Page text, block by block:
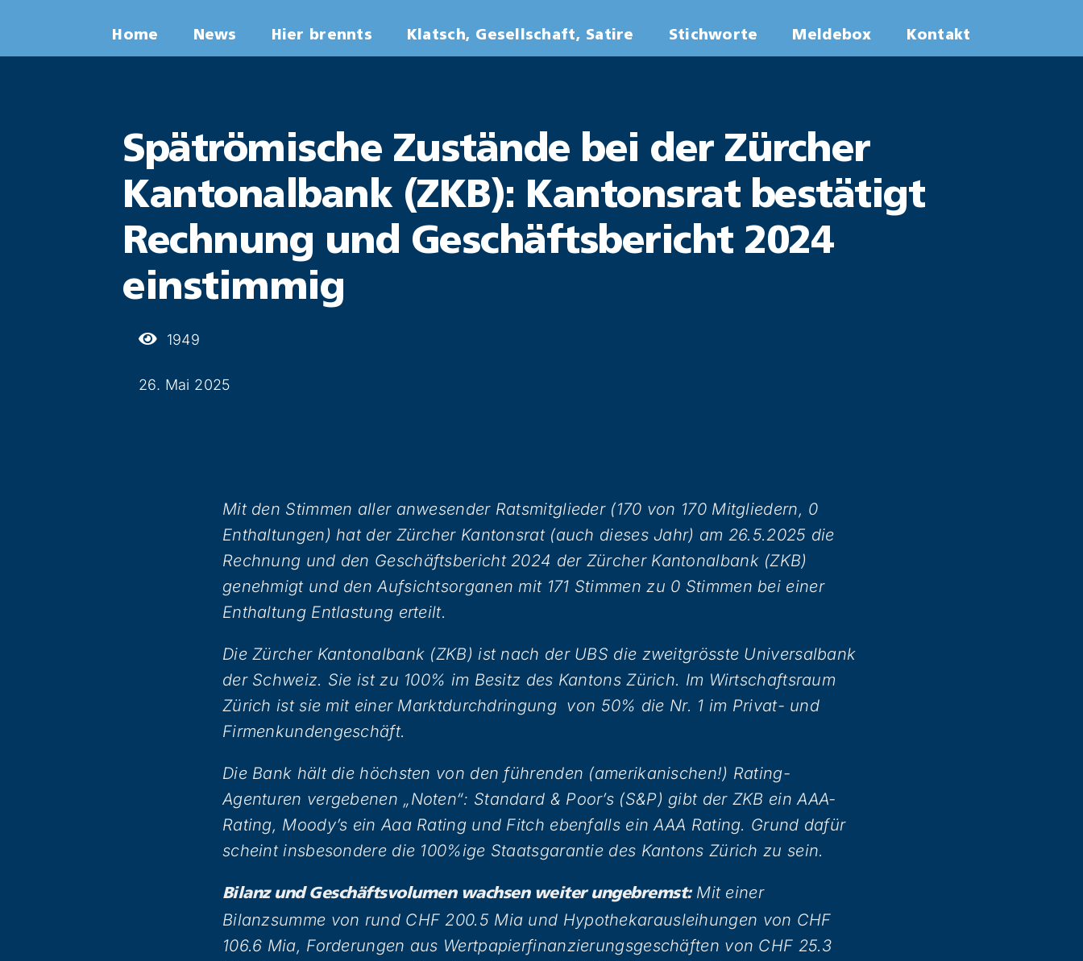
Inhalt
Home News Hier brennts Klatsch, Gesellschaft, Satire Stichworte Meldebox Kontakt
Spätrömische Zustände bei der Zürcher
Kantonalbank (ZKB): Kantonsrat bestätigt
Rechnung und Geschäftsbericht 2024
einstimmig
1949
26. Mai 2025
Mit den Stimmen aller anwesender Ratsmitglieder (170 von 170 Mitgliedern, 0
Enthaltungen) hat der Zürcher Kantonsrat (auch dieses Jahr) am 26.5.2025 die
Rechnung und den Geschäftsbericht 2024 der Zürcher Kantonalbank (ZKB)
genehmigt und den Aufsichtsorganen mit 171 Stimmen zu 0 Stimmen bei einer
Enthaltung Entlastung erteilt.
Die Zürcher Kantonalbank (ZKB) ist nach der UBS die zweitgrösste Universalbank
der Schweiz. Sie ist zu 100% im Besitz des Kantons Zürich. Im Wirtschaftsraum
Zürich ist sie mit einer Marktdurchdringung von 50% die Nr. 1 im Privat- und
Firmenkundengeschäft.
Die Bank hält die höchsten von den führenden (amerikanischen!) Rating-
Agenturen vergebenen „Noten“: Standard & Poor’s (S&P) gibt der ZKB ein AAA-
Rating, Moody’s ein Aaa Rating und Fitch ebenfalls ein AAA Rating. Grund dafür
scheint insbesondere die 100%ige Staatsgarantie des Kantons Zürich zu sein.
Bilanz und Geschäftsvolumen wachsen weiter ungebremst:Mit einer
Bilanzsumme von rund CHF 200.5 Mia und Hypothekarausleihungen von CHF
106.6 Mia, Forderungen aus Wertpapierfinanzierungsgeschäften von CHF 25.3